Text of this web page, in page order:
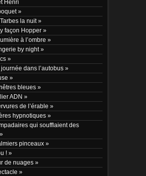
Henri
»
la nuit »
façon Hopper »
à l’ombre »
by night »
»
dans l’autobus »
»
bleues »
ADN »
de l’érable »
hypnotiques »
qui soufflaient des
pinceaux »
! »
de nuages »
»